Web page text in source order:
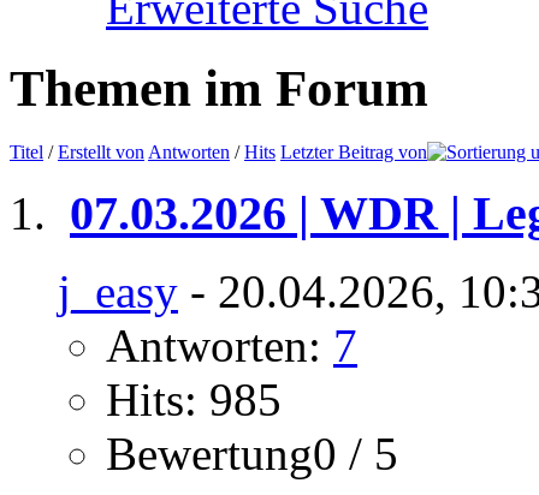
Themen im Forum
Titel /Erstellt von Antworten /Hits Letzter Beitrag von
07.03.2026 | WDR |
j_easy - 20.04.2026,
Antworten: 7
Hits: 985
Bewertung0 / 5